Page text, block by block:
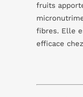
fruits
fibres. Elle
efficace